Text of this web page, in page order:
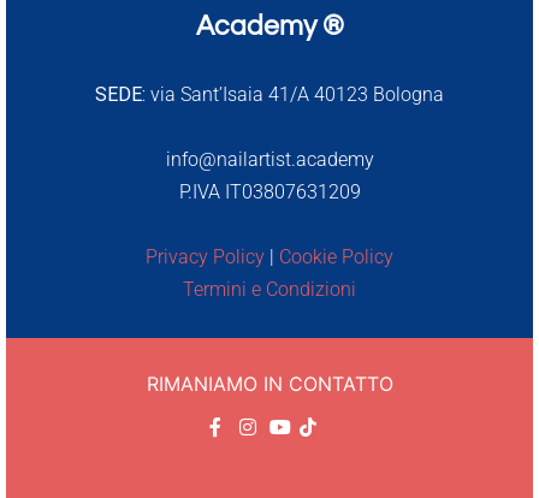
Academy ®
SEDE: via Sant’Isaia 41/A 40123 Bologna
info@nailartist.academy
P.IVA IT03807631209
Privacy Policy | Cookie Policy
Termini e Condizioni
RIMANIAMO IN CONTATTO